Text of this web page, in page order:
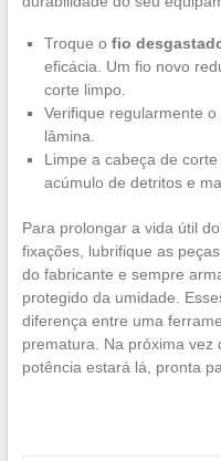
Troque o fio
eficácia. Um fio novo
corte limpo.
Verifique regularmente o
lâmina.
Limpe a cabeça de
acúmulo de detritos e
Para prolongar a vida útil
fixações, lubrifique as
do fabricante e sempre
protegido da umidade.
diferença entre uma
prematura. Na próxima vez
potência estará lá, pronta